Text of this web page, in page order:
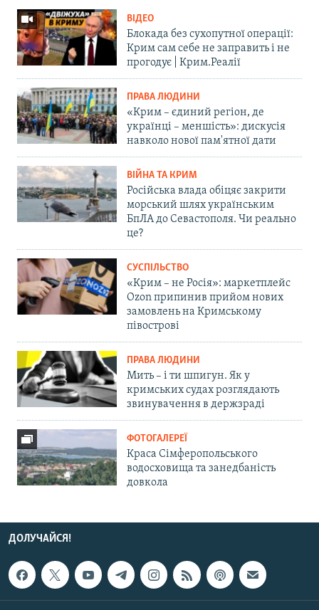
ВІДЕО
Блокада без сухопутної операції:
Крим сам себе не заправить і не
прогодує | Крим.Реалії
ПРАВА ЛЮДИНИ
«Крим – єдиний регіон, де
українці – меншість»: дискусія
навколо нової пам'ятної дати
ВІЙНА ТА КРИМ
Російська влада обіцяє закрити
морський шлях українським
БпЛА до Севастополя. Чи реально
це?
СУСПІЛЬСТВО
«Крим – не Росія»: маркетплейс
Ozon припинив прийом нових
замовлень на Кримському
півострові
ПРАВА ЛЮДИНИ
Мить – і ти шпигун. Як у
кримських судах розглядають
звинувачення в держзраді
ФОТОГАЛЕРЕЇ
Краса Сімферопольського
водосховища та занедбаність
довкола
ДОЛУЧАЙСЯ!